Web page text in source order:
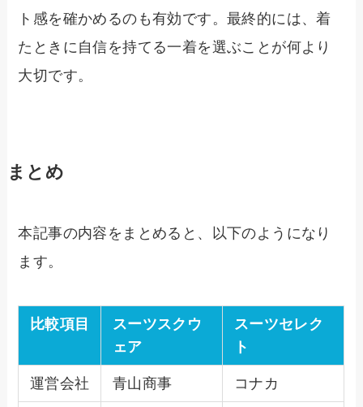
ト感を確かめるのも有効です。最終的には、着
たときに自信を持てる一着を選ぶことが何より
大切です。
まとめ
本記事の内容をまとめると、以下のようになり
ます。
比較項目
スーツスクウ
ェア
スーツセレク
ト
運営会社 青山商事 コナカ